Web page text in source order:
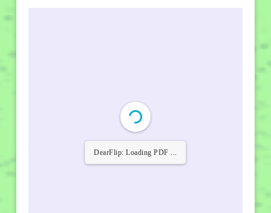
DearFlip: Loading PDF 8%
...